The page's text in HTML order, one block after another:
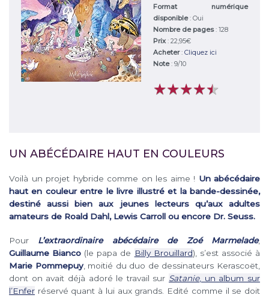
Format numérique
disponible: Oui
Nombre de pages: 128
Prix: 22,95€
Acheter: Cliquez ici
Note: 9/10
★★★★★
★★★★★
UN ABÉCÉDAIRE HAUT EN COULEURS
Voilà un projet hybride comme on les aime ! Un abécédaire
haut en couleur entre le livre illustré et la bande-dessinée,
destiné aussi bien aux jeunes lecteurs qu’aux adultes
amateurs de Roald Dahl, Lewis Carroll ou encore Dr. Seuss.
Pour L’extraordinaire abécédaire de Zoé Marmelade,
Guillaume Bianco (le papa de Billy Brouillard), s’est associé à
Marie Pommepuy, moitié du duo de dessinateurs Kerascoët,
dont on avait déjà adoré le travail sur Satanie, un album sur
l’Enfer réservé quant à lui aux grands. Edité comme il se doit